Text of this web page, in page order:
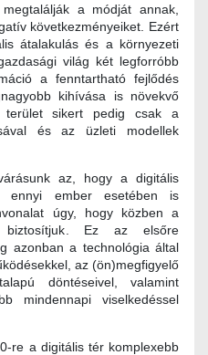
a módját annak,
következményeiket. Ezért
átalakulás és a környezeti
világ két legforróbb
a fenntartható fejlődés
kihívása is növekvő
terület sikert pedig csak a
és az üzleti modellek
az, hogy a digitális
ennyi ember esetében is
úgy, hogy közben a
biztosítjuk. Ez az elsőre
azonban a technológia által
az (ön)megfigyelő
döntéseivel, valamint
mindennapi viselkedéssel
re a digitális tér komplexebb